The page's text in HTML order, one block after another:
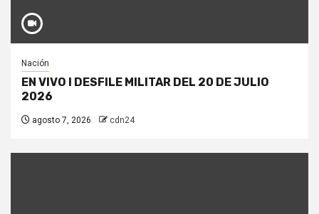
Nación
EN VIVO I DESFILE MILITAR DEL 20 DE JULIO
2026
agosto 7, 2026 cdn24